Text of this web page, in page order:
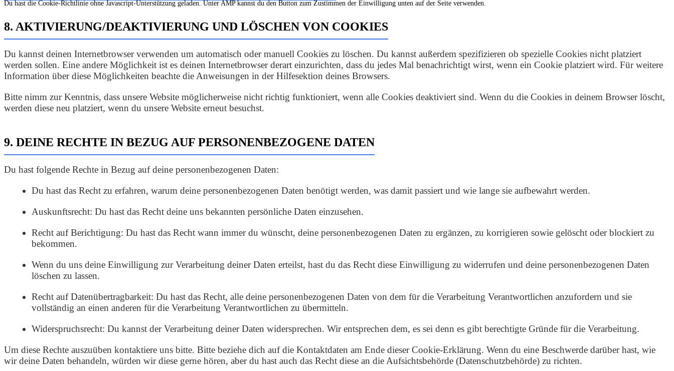
Du hast die Cookie-Richtlinie ohne Javascript-Unterstützung geladen. Unter AMP kannst du den Button zum Zustimmen der Einwilligung unten auf der Seite verwenden.
8. AKTIVIERUNG/DEAKTIVIERUNG UND LÖSCHEN VON COOKIES
Du kannst deinen Internetbrowser verwenden um automatisch oder manuell Cookies zu löschen. Du kannst außerdem spezifizieren ob spezielle Cookies nicht platziert
werden sollen. Eine andere Möglichkeit ist es deinen Internetbrowser derart einzurichten, dass du jedes Mal benachrichtigt wirst, wenn ein Cookie platziert wird. Für weitere
Information über diese Möglichkeiten beachte die Anweisungen in der Hilfesektion deines Browsers.
Bitte nimm zur Kenntnis, dass unsere Website möglicherweise nicht richtig funktioniert, wenn alle Cookies deaktiviert sind. Wenn du die Cookies in deinem Browser löscht,
werden diese neu platziert, wenn du unsere Website erneut besuchst.
9. DEINE RECHTE IN BEZUG AUF PERSONENBEZOGENE DATEN
Du hast folgende Rechte in Bezug auf deine personenbezogenen Daten:
Du hast das Recht zu erfahren, warum deine personenbezogenen Daten benötigt werden, was damit passiert und wie lange sie aufbewahrt werden.
Auskunftsrecht: Du hast das Recht deine uns bekannten persönliche Daten einzusehen.
Recht auf Berichtigung: Du hast das Recht wann immer du wünscht, deine personenbezogenen Daten zu ergänzen, zu korrigieren sowie gelöscht oder blockiert zu
bekommen.
Wenn du uns deine Einwilligung zur Verarbeitung deiner Daten erteilst, hast du das Recht diese Einwilligung zu widerrufen und deine personenbezogenen Daten
löschen zu lassen.
Recht auf Datenübertragbarkeit: Du hast das Recht, alle deine personenbezogenen Daten von dem für die Verarbeitung Verantwortlichen anzufordern und sie
vollständig an einen anderen für die Verarbeitung Verantwortlichen zu übermitteln.
Widerspruchsrecht: Du kannst der Verarbeitung deiner Daten widersprechen. Wir entsprechen dem, es sei denn es gibt berechtigte Gründe für die Verarbeitung.
Um diese Rechte auszuüben kontaktiere uns bitte. Bitte beziehe dich auf die Kontaktdaten am Ende dieser Cookie-Erklärung. Wenn du eine Beschwerde darüber hast, wie
wir deine Daten behandeln, würden wir diese gerne hören, aber du hast auch das Recht diese an die Aufsichtsbehörde (Datenschutzbehörde) zu richten.